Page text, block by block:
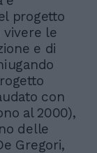
progetto
le
e di
con
al 2000),
delle
Gregori,